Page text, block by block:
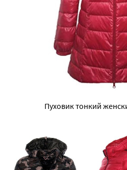
Пуховик тонкий